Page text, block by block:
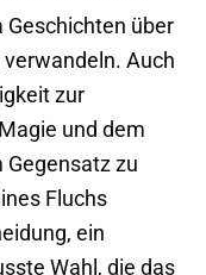
Geschichten über
Auch
zur
und dem
Gegensatz zu
Fluchs
ein
Wahl, die das